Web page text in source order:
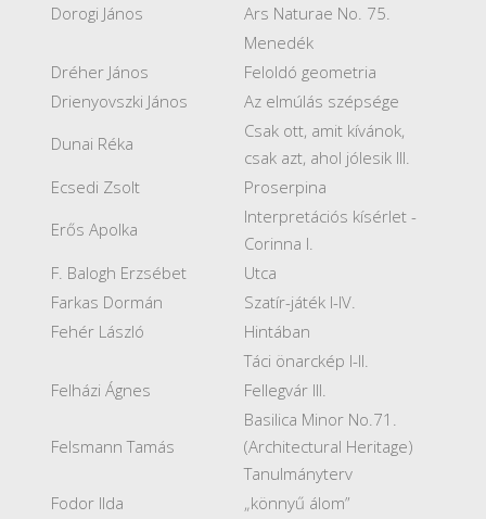
Dorogi János
Ars Naturae No. 75.
Menedék
Dréher János
Feloldó geometria
Drienyovszki János
Az elmúlás szépsége
Dunai Réka
Csak ott, amit kívánok,
csak azt, ahol jólesik III.
Ecsedi Zsolt
Proserpina
Erős Apolka
Interpretációs kísérlet -
Corinna I.
F. Balogh Erzsébet
Utca
Farkas Dormán
Szatír-játék I-IV.
Fehér László
Hintában
Táci önarckép I-II.
Felházi Ágnes
Fellegvár III.
Felsmann Tamás
Basilica Minor No.71.
(Architectural Heritage)
Tanulmányterv
Fodor Ilda
„könnyű álom”